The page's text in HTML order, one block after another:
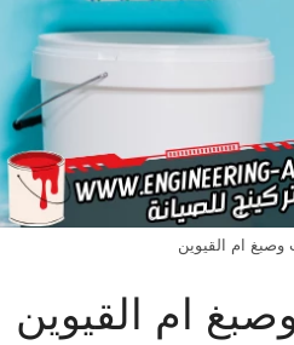
وصبغ ام القيوين
ام القيوين